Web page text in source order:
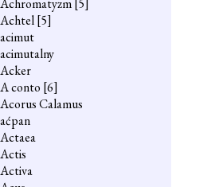
Achromatyzm[5]
Achtel[5]
acimut
acimutalny
Acker
A conto [6]
Acorus Calamus
aćpan
Actaea
Actis
Activa